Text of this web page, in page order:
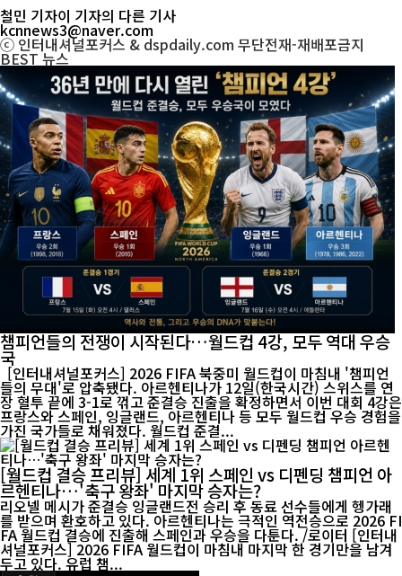
철민 기자이 기자의 다른 기사
kcnnews3@naver.com
ⓒ 인터내셔널포커스 & dspdaily.com 무단전재-재배포금지
BEST뉴스
챔피언들의 전쟁이 시작된다…월드컵 4강, 모두 역대 우승
국
[인터내셔널포커스] 2026 FIFA 북중미 월드컵이 마침내 '챔피언
들의 무대'로 압축됐다. 아르헨티나가 12일(한국시간) 스위스를 연
장 혈투 끝에 3-1로 꺾고 준결승 진출을 확정하면서 이번 대회 4강은
프랑스와 스페인, 잉글랜드, 아르헨티나 등 모두 월드컵 우승 경험을
가진 국가들로 채워졌다. 월드컵 준결...
[월드컵 결승 프리뷰] 세계 1위 스페인 vs 디펜딩 챔피언 아
르헨티나…'축구 왕좌' 마지막 승자는?
리오넬 메시가 준결승 잉글랜드전 승리 후 동료 선수들에게 헹가래
를 받으며 환호하고 있다. 아르헨티나는 극적인 역전승으로 2026 FI
FA 월드컵 결승에 진출해 스페인과 우승을 다툰다. /로이터 [인터내
셔널포커스] 2026 FIFA 월드컵이 마침내 마지막 한 경기만을 남겨
두고 있다. 유럽 챔...